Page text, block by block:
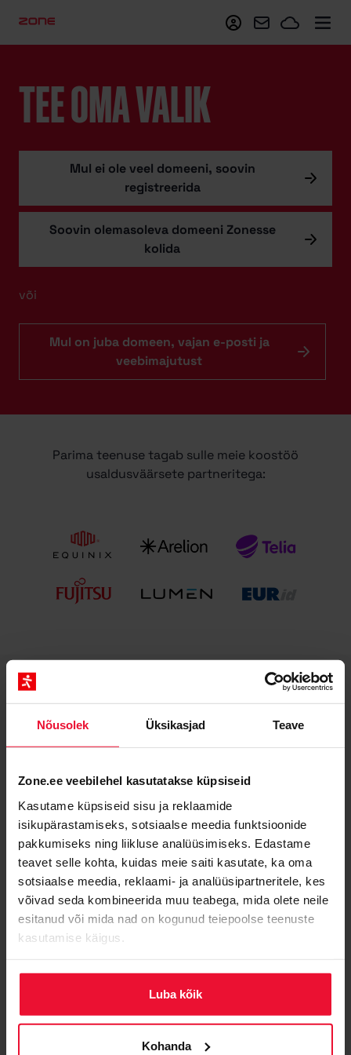
Nõusolek Üksikasjad Teave
Zone.ee veebilehel kasutatakse küpsiseid
Kasutame küpsiseid sisu ja reklaamide
isikupärastamiseks, sotsiaalse meedia funktsioonide
pakkumiseks ning liikluse analüüsimiseks. Edastame
teavet selle kohta, kuidas meie saiti kasutate, ka oma
sotsiaalse meedia, reklaami- ja analüüsipartneritele, kes
võivad seda kombineerida muu teabega, mida olete neile
esitanud või mida nad on kogunud teiepoolse teenuste
kasutamise käigus.
Luba kõik
Kohanda
Minu ZoneWebmail
TEE OMA VALIK
Mul ei ole veel domeeni, soovin
registreerida
Soovin olemasoleva domeeni Zonesse
kolida
või
Mul on juba domeen, vajan e-posti ja
veebimajutust
Parima teenuse tagab sulle meie koostöö
usaldusväärsete partneritega:
Zone
Ettevõttest
Miks valida Zone?
Blogi
Saa abi Zone partnerilt
Zone Staatus
API dokumentatsioon
Kontakt ja rekvisiidid
Meediale ja partneritele
Privaatsuspõhimõtted
Küpsised